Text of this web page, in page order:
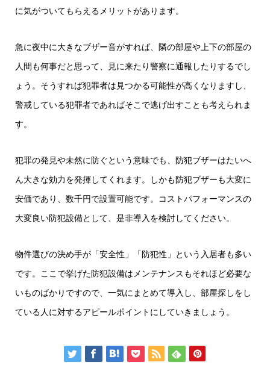
に気がついてもらえるメリットがあります。
急に夜中に大きなブザー音がすれば、隣の部屋や上下の部屋の
人間も何事だと思って、見に来たり警察に通報したりするでし
ょう。そうすれば犯罪者は見つかる可能性が高くなりますし、
警戒している犯罪者であればそこで逃げ出すことも考えられま
す。
犯罪の発見や未然に防ぐという意味でも、防犯ブザーはたいへ
ん大きな効力を発揮してくれます。しかも防犯ブザーも大変に
安価であり、数千円で設置可能です。コストパフォーマンスの
大変良い防犯設備として、是非導入を検討してください。
物件選びの決め手が「安全性」「防犯性」という入居者も多い
です。ここで挙げた防犯設備はメンテナンスもそれほど必要な
いものばかりですので、一気にまとめて導入し、部屋探しをし
ている人に対するアピールポイントにしていきましょう。